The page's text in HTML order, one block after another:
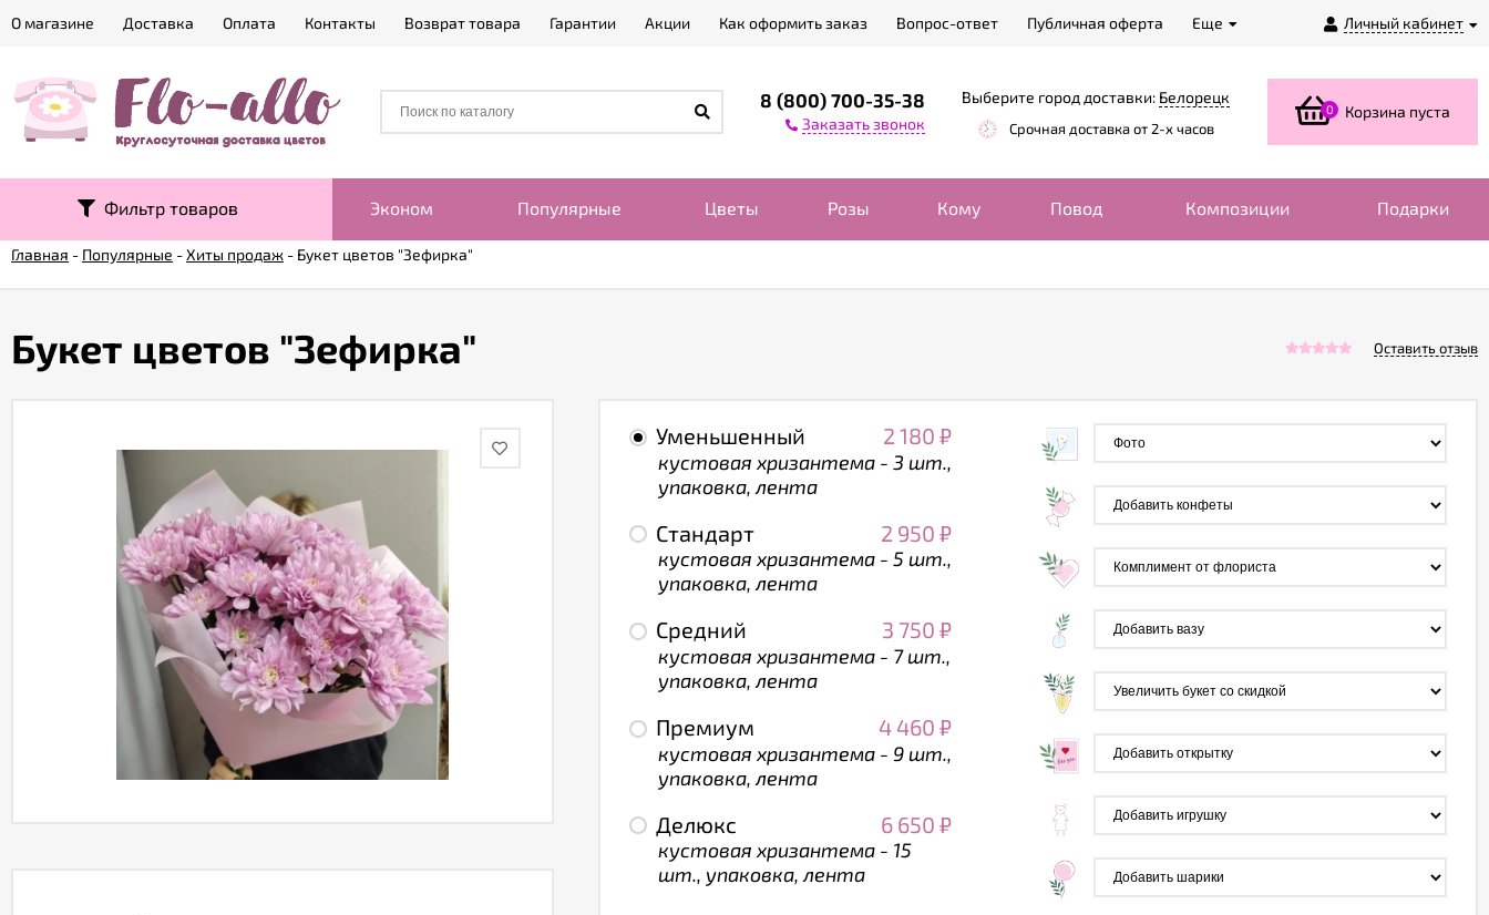
Личный кабинет
О магазине Доставка Оплата Контакты Возврат товара Гарантии Акции Как оформить заказ Вопрос-ответ Публичная оферта Еще
8 (800) 700-35-38
Заказать звонок
Выберите город доставки: Белорецк
Срочная доставка от 2-х часов
0 Корзина пуста
Фильтр товаров Эконом Популярные Цветы Розы Кому Повод Композиции Подарки
Главная - Популярные -Хиты продаж - Букет цветов "Зефирка"
Букет цветов "Зефирка" Оставить отзыв
Уменьшенный 2 180 ₽
кустовая хризантема - 3 шт.,
упаковка, лента
Стандарт 2 950 ₽
кустовая хризантема - 5 шт.,
упаковка, лента
Средний 3 750 ₽
кустовая хризантема - 7 шт.,
упаковка, лента
Премиум 4 460 ₽
кустовая хризантема - 9 шт.,
упаковка, лента
Делюкс 6 650 ₽
кустовая хризантема - 15
шт., упаковка, лента